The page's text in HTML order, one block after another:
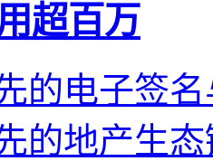
超百万
的电子签
的地产生